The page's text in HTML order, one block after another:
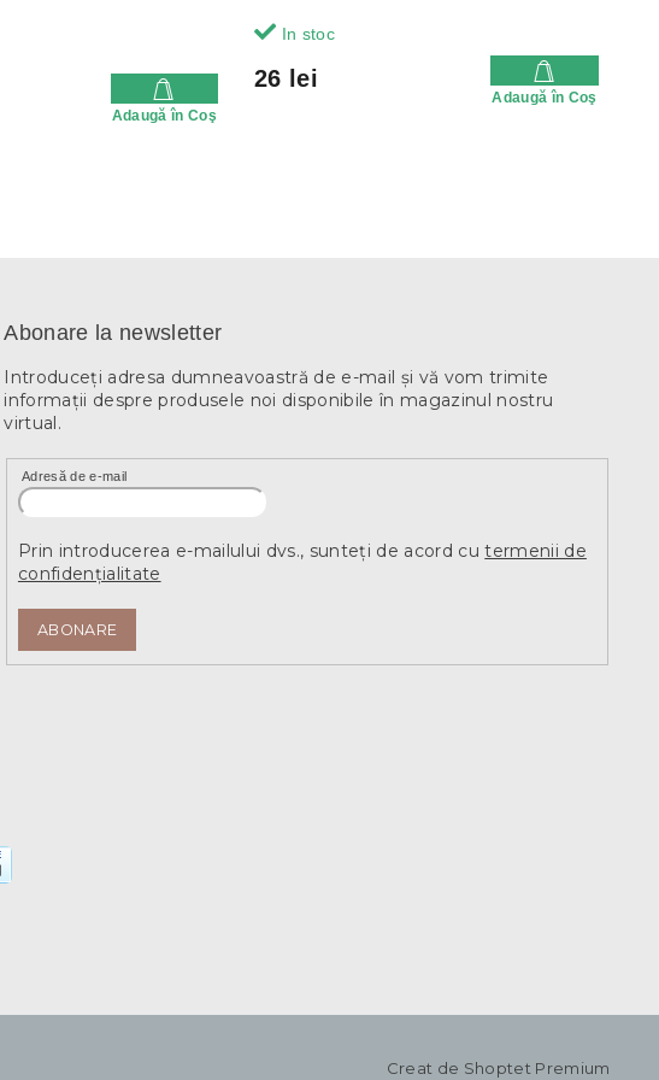
Adaugă în Coş
In stoc
26 lei
Adaugă în Coş
Abonare la newsletter
Introduceţi adresa dumneavoastră de e-mail şi vă vom trimite
informaţii despre produsele noi disponibile în magazinul nostru
virtual.
Adresă de e-mail
Prin introducerea e-mailului dvs., sunteți de acord cutermenii de
confidențialitate
ABONARE
Creat de Shoptet Premium